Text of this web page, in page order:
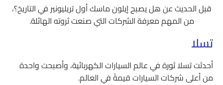
قبل الحديث عن هل يصبح إيلون ماسك أول تريليونير في التاريخ؟،
من المهم معرفة الشركات التي صنعت ثروته الهائلة.
تسلا
أحدثت تسلا ثورة في عالم السيارات الكهربائية، وأصبحت واحدة
من أعلى شركات السيارات قيمةً في العالم.